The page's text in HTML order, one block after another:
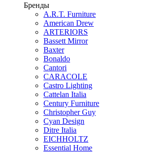
Бренды
A.R.T. Furniture
American Drew
ARTERIORS
Bassett Mirror
Baxter
Bonaldo
Cantori
CARACOLE
Castro Lighting
Cattelan Italia
Century Furniture
Christopher Guy
Cyan Design
Ditre Italia
EICHHOLTZ
Essential Home